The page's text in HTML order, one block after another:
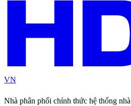
VN
Nhà phân phối chính thức hệ thống